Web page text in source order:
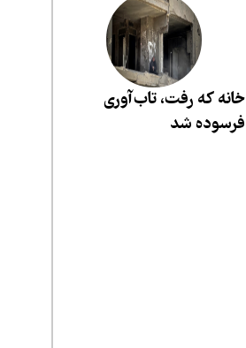
خانه که رفت، تاب‌آوری
فرسوده شد